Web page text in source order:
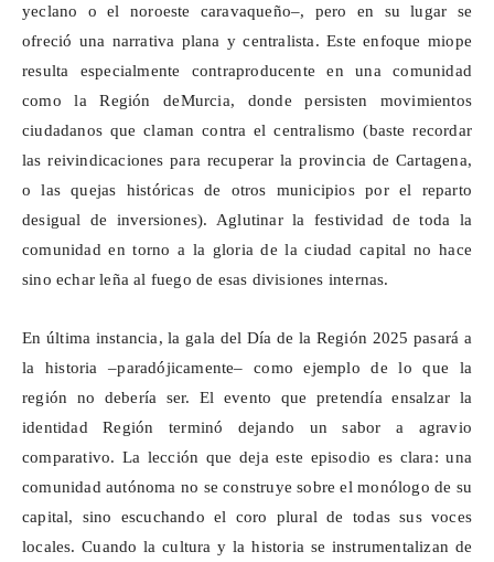
yeclano o el noroeste caravaqueño–, pero en su lugar se
ofreció una narrativa plana y centralista. Este enfoque miope
resulta especialmente contraproducente en una comunidad
como la RegióndeMurcia, donde persisten movimientos
ciudadanos que claman contra el centralismo (baste recordar
las reivindicaciones para recuperar la provincia de Cartagena,
o las quejas históricas de otros municipios por el reparto
desigual de inversiones). Aglutinar la festividad de toda la
comunidad en torno a la gloria de la ciudad capital no hace
sino echar leña al fuego de esas divisiones internas.
En última instancia, la gala del Día de la Región 2025 pasará a
la historia –paradójicamente– como ejemplo de lo que la
región no debería ser. El evento que pretendía ensalzar la
identidad Región terminó dejando un sabor a agravio
comparativo. La lección que deja este episodio es clara: una
comunidad autónoma no se construye sobre el monólogo de su
capital, sino escuchando el coro plural de todas sus voces
locales. Cuando la cultura y la historia se instrumentalizan de